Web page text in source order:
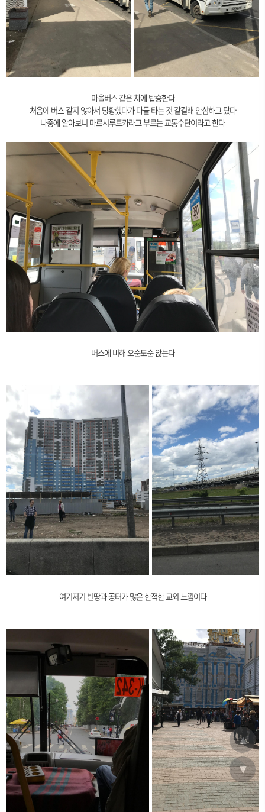
마을버스 같은 차에 탑승한다
처음에 버스 같지 않아서 당황했다가 다들 타는 것 같길래 안심하고 탔다
나중에 알아보니 마르시 루트카라고 부르는 교통수단이라고 한다
버스에 비해 오순도순 앉는다
여기저기 빈땅과 공터가 많은 한적한 교외 느낌이다
▲
▼